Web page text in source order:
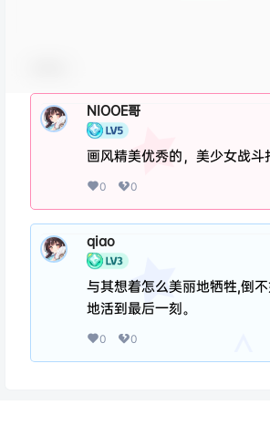
NIOOE哥
画风精美优秀的，美少女战斗
0 0
qiao
与其想着怎么美丽地牺牲,倒
地活到最后一刻。
0 0